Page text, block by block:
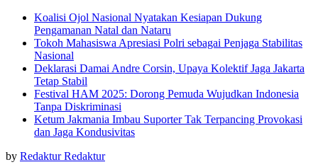
Koalisi Ojol Nasional Nyatakan Kesiapan Dukung
Pengamanan Natal dan Nataru
Tokoh Mahasiswa Apresiasi Polri sebagai Penjaga Stabilitas
Nasional
Deklarasi Damai Andre Corsin, Upaya Kolektif Jaga Jakarta
Tetap Stabil
Festival HAM 2025: Dorong Pemuda Wujudkan Indonesia
Tanpa Diskriminasi
Ketum Jakmania Imbau Suporter Tak Terpancing Provokasi
dan Jaga Kondusivitas
by Redaktur Redaktur